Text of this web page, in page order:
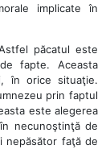
implicate în
păcatul este
fapte. Aceasta
în orice situaţie.
prin faptul
este alegerea
necunoştinţă de
nepăsător faţă de